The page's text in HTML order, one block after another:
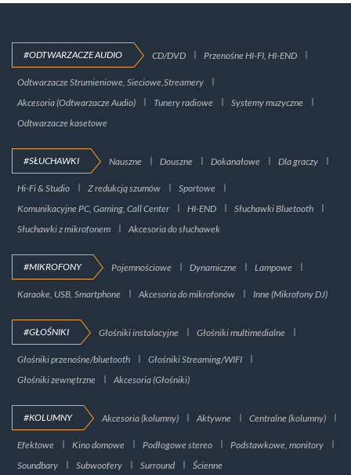
#ODTWARZACZE AUDIO CD/DVD Przenośne HI-FI, HI-END
Odtwarzacze Strumieniowe, Sieciowe,Streamery
Akcesoria (Odtwarzacze Audio)
Tunery radiowe
Systemy muzyczne
Odtwarzacze kasetowe
#SŁUCHAWKI Nauszne Douszne Dokanałowe Dla graczy
Hi-Fi & Studio Z redukcją szumów
Sportowe
Komunikacyjne PC, Gaming, Call Center
HI-END
Słuchawki Bluetooth
Słuchawki z mikrofonem
Akcesoria do słuchawek
#MIKROFONY Pojemnościowe Dynamiczne Lampowe
Karaoke, USB, Smartphone Akcesoria do mikrofonów Inne (Mikrofony DJ)
#GŁOŚNIKI Głośniki instalacyjne Głośniki multimedialne
Głośniki przenośne/bluetooth
Głośniki Streaming/WIFI
Głośniki zewnętrzne
Akcesoria (Głośniki)
#KOLUMNY Akcesoria (kolumny) Aktywne Centralne (kolumny)
Efektowe Kino domowe Podłogowe stereo
Podstawkowe, monitory
Soundbary
Subwoofery Surround Ścienne